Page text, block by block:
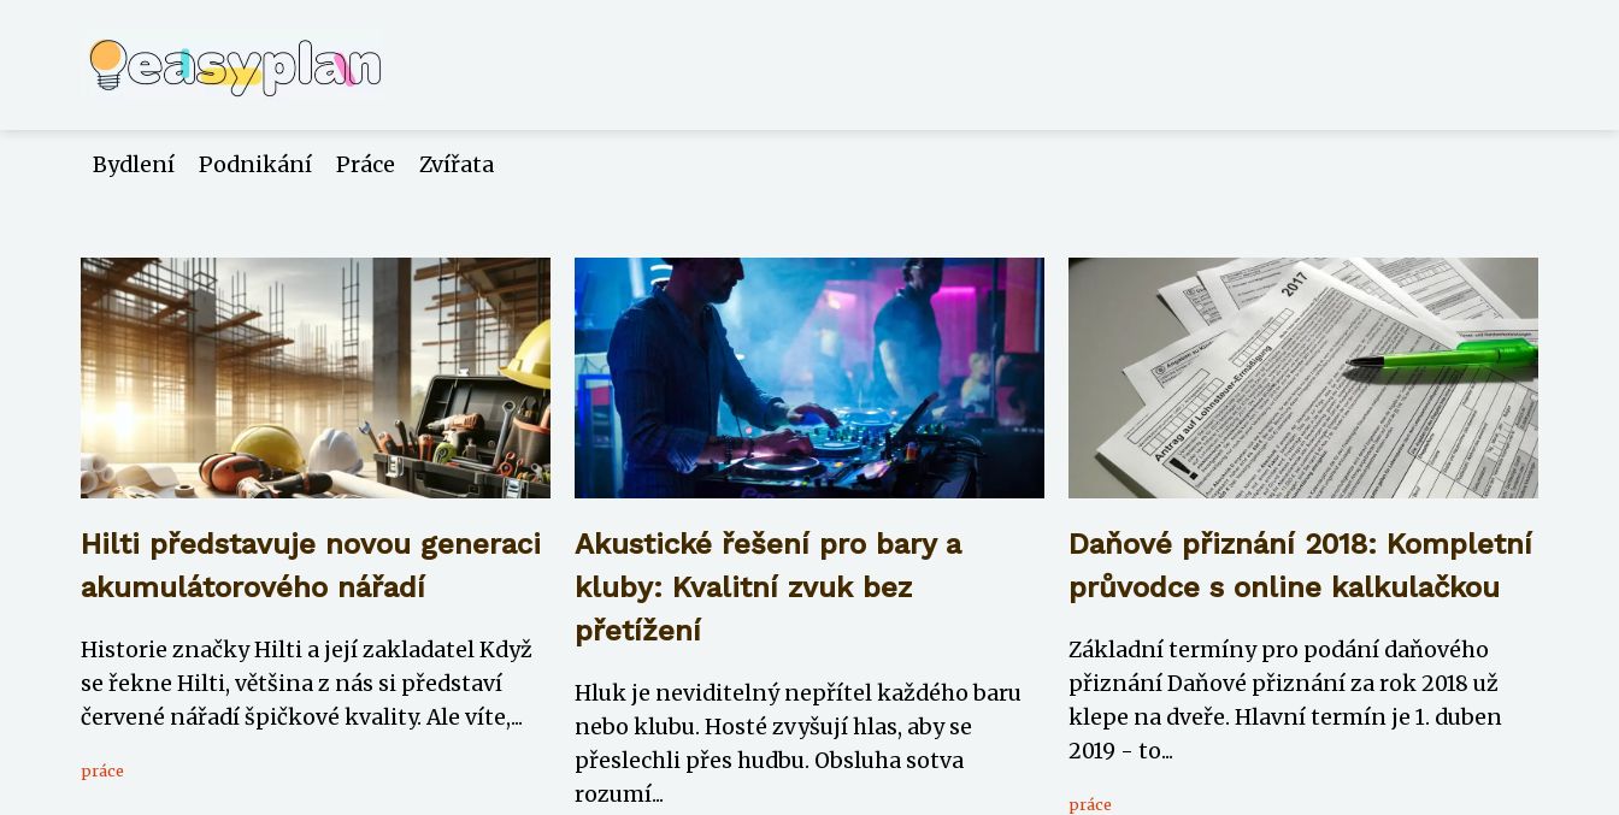
Bydlení Podnikání Práce Zvířata
Hilti představuje novou generaci
akumulátorového nářadí
Historie značky Hilti a její zakladatel Když
se řekne Hilti, většina z nás si představí
červené nářadí špičkové kvality. Ale víte,...
práce
Akustické řešení pro bary a
kluby: Kvalitní zvuk bez
přetížení
Hluk je neviditelný nepřítel každého baru
nebo klubu. Hosté zvyšují hlas, aby se
přeslechli přes hudbu. Obsluha sotva
rozumí...
Daňové přiznání 2018: Kompletní
průvodce s online kalkulačkou
Základní termíny pro podání daňového
přiznání Daňové přiznání za rok 2018 už
klepe na dveře. Hlavní termín je 1. duben
2019 - to...
práce